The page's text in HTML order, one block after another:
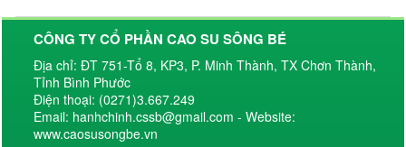
CÔNG TY CỔ PHẦN CAO SU SÔNG BÉ
Địa chỉ: ĐT 751-Tổ 8, KP3, P. Minh Thành, TX Chơn Thành,
Tỉnh Bình Phước
Điện thoại: (0271)3.667.249
Email: hanhchinh.cssb@gmail.com - Website:
www.caosusongbe.vn